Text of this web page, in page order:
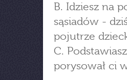
B. Idziesz na
sąsiadów -
pojutrze
C.
porysował ci